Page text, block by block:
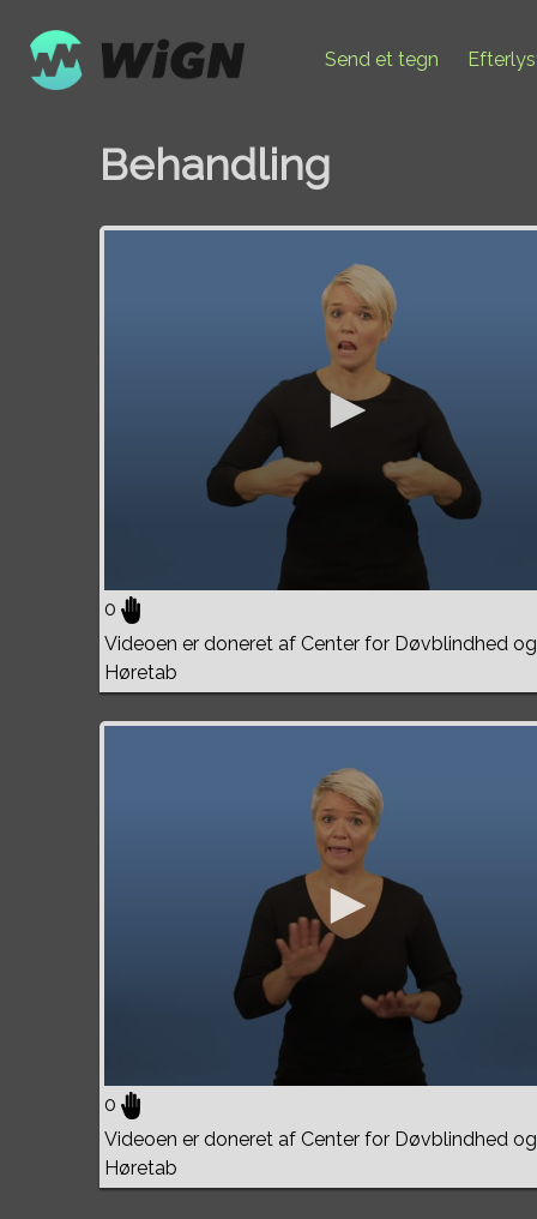
Send et tegn
Behandling
0
Videoen er doneret af Center for Døvblindhed og
Høretab
0
Videoen er doneret af Center for Døvblindhed og
Høretab